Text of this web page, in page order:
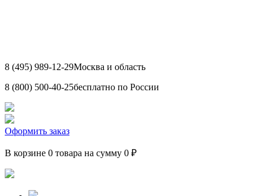
8 (495) 989-12-29Москва и область
8 (800) 500-40-25бесплатно по России
Оформить заказ
В корзине 0 товара на сумму 0 ₽